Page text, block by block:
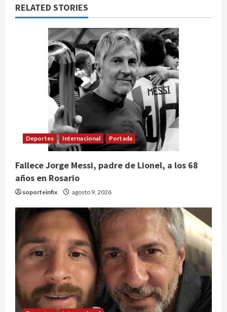
RELATED STORIES
Deportes Internacional Portada
Fallece Jorge Messi, padre de Lionel, a los 68
años en Rosario
soporteinfix agosto 9, 2026